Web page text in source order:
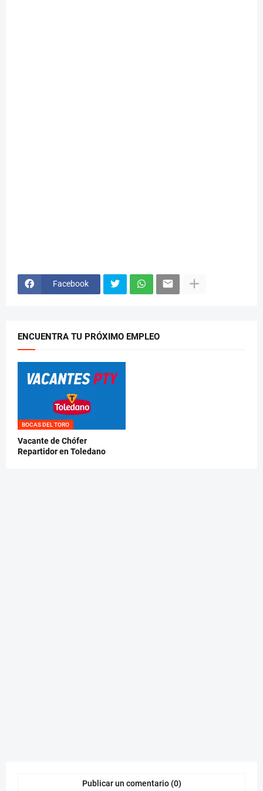
Facebook
ENCUENTRA TU PRÓXIMO EMPLEO
BOCAS DEL TORO
Vacante de Chófer
Repartidor en Toledano
Publicar un comentario (0)